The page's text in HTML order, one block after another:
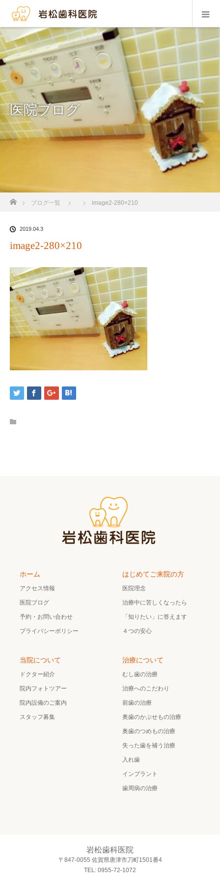
医院ブログ
ブログ一覧 image2-280×210
2019.04.3
image2-280×210
ホーム
アクセス情報
医院ブログ
予約・お問い合わせ
プライバシーポリシー
はじめてご来院の方
医院理念
治療中に苦しくなったら
「知りたい」に答えます
４つの安心
当院について
ドクター紹介
院内フォトツアー
院内設備のご案内
スタッフ募集
治療について
むし歯の治療
治療へのこだわり
前歯の治療
奥歯のかぶせもの治療
奥歯のつめもの治療
失った歯を補う治療
入れ歯
インプラント
歯周病の治療
岩松歯科医院
〒847-0055 佐賀県唐津市刀町1501番4
TEL: 0955-72-1072